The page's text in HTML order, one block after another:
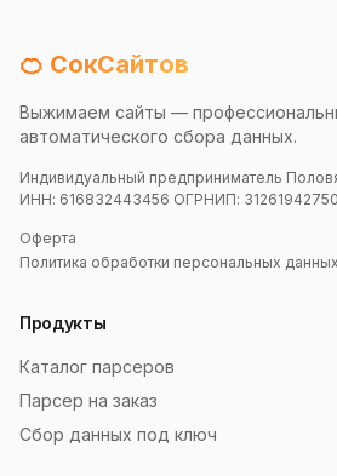
🍊 СокСайтов
Выжимаем сайты —
автоматического сбора данных.
Индивидуальный предприниматель
ИНН: 616832443456 ОГРНИП:
Оферта
Политика обработки персональных данных
Продукты
Каталог парсеров
Парсер на заказ
Сбор данных под ключ